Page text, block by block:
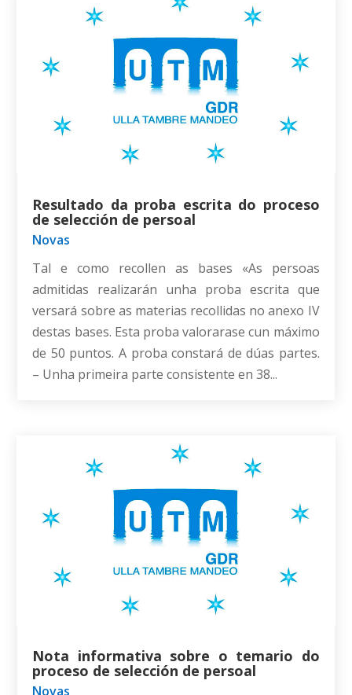
Resultado da proba escrita do proceso
de selección de persoal
Novas
Tal e como recollen as bases «As persoas
admitidas realizarán unha proba escrita que
versará sobre as materias recollidas no anexo IV
destas bases. Esta proba valorarase cun máximo
de 50 puntos. A proba constará de dúas partes.
– Unha primeira parte consistente en 38...
Nota informativa sobre o temario do
proceso de selección de persoal
Novas